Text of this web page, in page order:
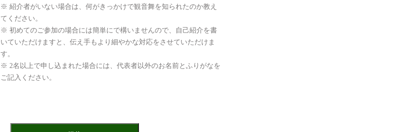
※ 紹介者がいない場合は、何がきっかけで観音舞を知られたのか教え
てください。
※ 初めてのご参加の場合には簡単にで構いませんので、自己紹介を書
いていただけますと、伝え手もより細やかな対応をさせていただけま
す。
※ 2名以上で申し込まれた場合には、代表者以外のお名前とふりがなを
ご記入ください。